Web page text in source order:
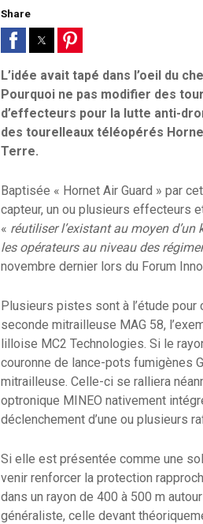
Share
L’idée avait tapé dans l’oeil du
Pourquoi ne pas modifier des
d’effecteurs pour la lutte anti-
des tourelleaux téléopérés
Terre.
Baptisée « Hornet Air Guard » par
capteur, un ou plusieurs effecteurs
« réutiliser l’existant au moyen
les opérateurs au niveau des
novembre dernier lors du Forum
Plusieurs pistes sont à l’étude
seconde mitrailleuse MAG 58,
lilloise MC2 Technologies. Si le
couronne de lance-pots fumigènes
mitrailleuse. Celle-ci se ralliera
optronique MINEO nativement
déclenchement d’une ou plusieurs
Si elle est présentée comme une
venir renforcer la protection
dans un rayon de 400 à 500 m
généraliste, celle devant